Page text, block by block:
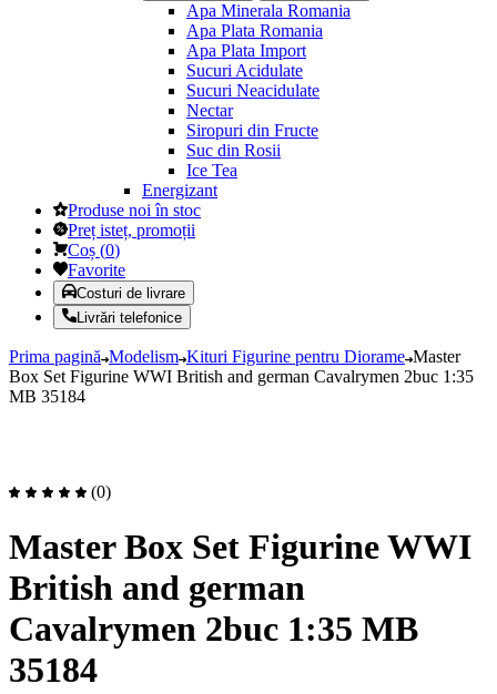
Apa Minerala Romania
Apa Plata Romania
Apa Plata Import
Sucuri Acidulate
Sucuri Neacidulate
Nectar
Siropuri din Fructe
Suc din Rosii
Ice Tea
Energizant
Produse noi în stoc
Preț isteț, promoții
Coș (0)
Favorite
Costuri de livrare
Livrări telefonice
Prima pagină Modelism Kituri Figurine pentru Diorame Master
Box Set Figurine WWI British and german Cavalrymen 2buc 1:35
MB 35184
(0)
Master Box Set Figurine WWI
British and german
Cavalrymen 2buc 1:35 MB
35184